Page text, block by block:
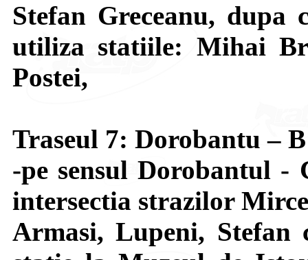
Stefan Greceanu, dupa
utiliza statiile: Mihai
Postei,
Traseul 7: Dorobantu –
-pe sensul Dorobantul -
intersectia strazilor
Armasi, Lupeni, Stefan